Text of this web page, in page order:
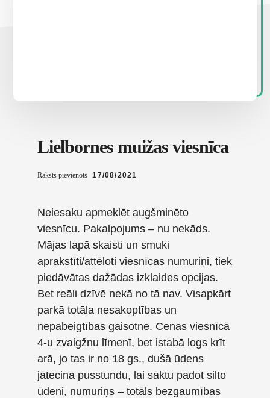
Lielbornes muižas viesnīca
Raksts pievienots 17/08/2021
Neiesaku apmeklēt augšminēto
viesnīcu. Pakalpojums – nu nekāds.
Mājas lapā skaisti un smuki
aprakstīti/attēloti viesnīcas numuriņi, tiek
piedāvātas dažādas izklaides opcijas.
Bet reāli dzīvē nekā no tā nav. Visapkārt
parkā totāla nesakoptības un
nepabeigtības gaisotne. Cenas viesnīcā
4-u zvaigžnu līmenī, bet istabā logs krīt
arā, jo tas ir no 18 gs., dušā ūdens
jātecina pusstundu, lai sāktu padot silto
ūdeni, numuriņs – totāls bezgaumības